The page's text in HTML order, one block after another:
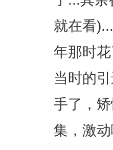
就在看
年那时
当时的
手了，
集，激